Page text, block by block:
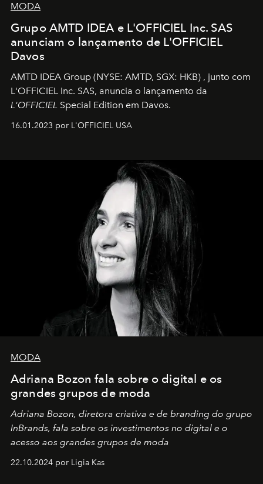
MODA
Grupo AMTD IDEA e L'OFFICIEL Inc. SAS
anunciam o lançamento de L'OFFICIEL
Davos
AMTD IDEA Group (NYSE: AMTD, SGX: HKB) , junto com
L'OFFICIEL Inc. SAS, anuncia o lançamento da
L'OFFICIEL Special Edition em Davos.
16.01.2023 por L'OFFICIEL USA
MODA
Adriana Bozon fala sobre o digital e os
grandes grupos de moda
Adriana Bozon, diretora criativa e de branding do grupo
InBrands, fala sobre os investimentos no digital e o
acesso aos grandes grupos de moda
22.10.2024 por Ligia Kas